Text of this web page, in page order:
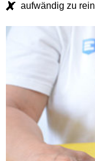
aufwändig zu